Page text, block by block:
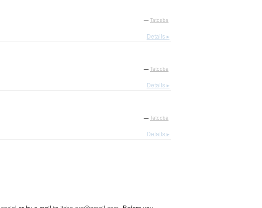
— Tatoeba
Details ▸
— Tatoeba
Details ▸
— Tatoeba
Details ▸